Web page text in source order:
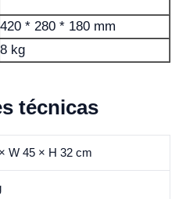
420 * 280 * 180 mm
8 kg
técnicas
W 45 × H 32 cm